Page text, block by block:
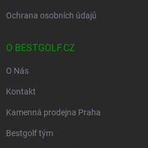
Ochrana osobních údajů
O BESTGOLF.CZ
O Nás
Kontakt
Kamenná prodejna Praha
Bestgolf tým